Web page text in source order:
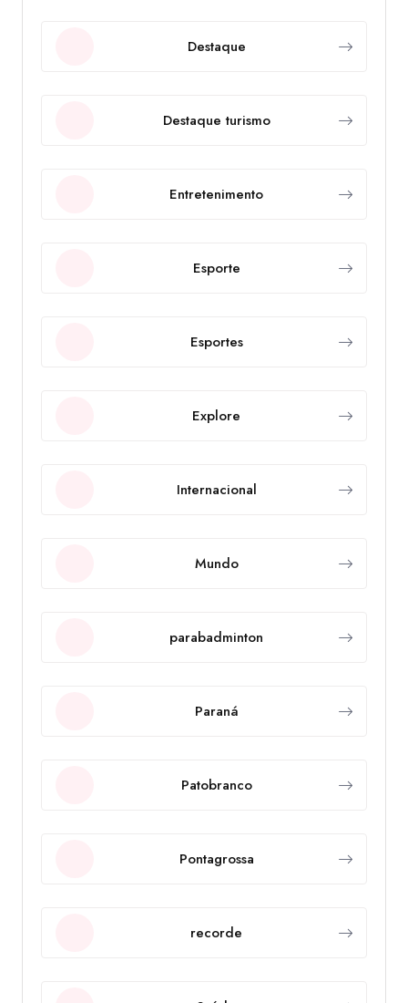
Destaque
Destaque turismo
Entretenimento
Esporte
Esportes
Explore
Internacional
Mundo
parabadminton
Paraná
Patobranco
Pontagrossa
recorde